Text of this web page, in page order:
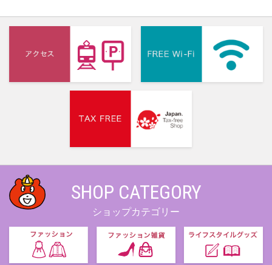
SHOP CATEGORY
ショップカテゴリー